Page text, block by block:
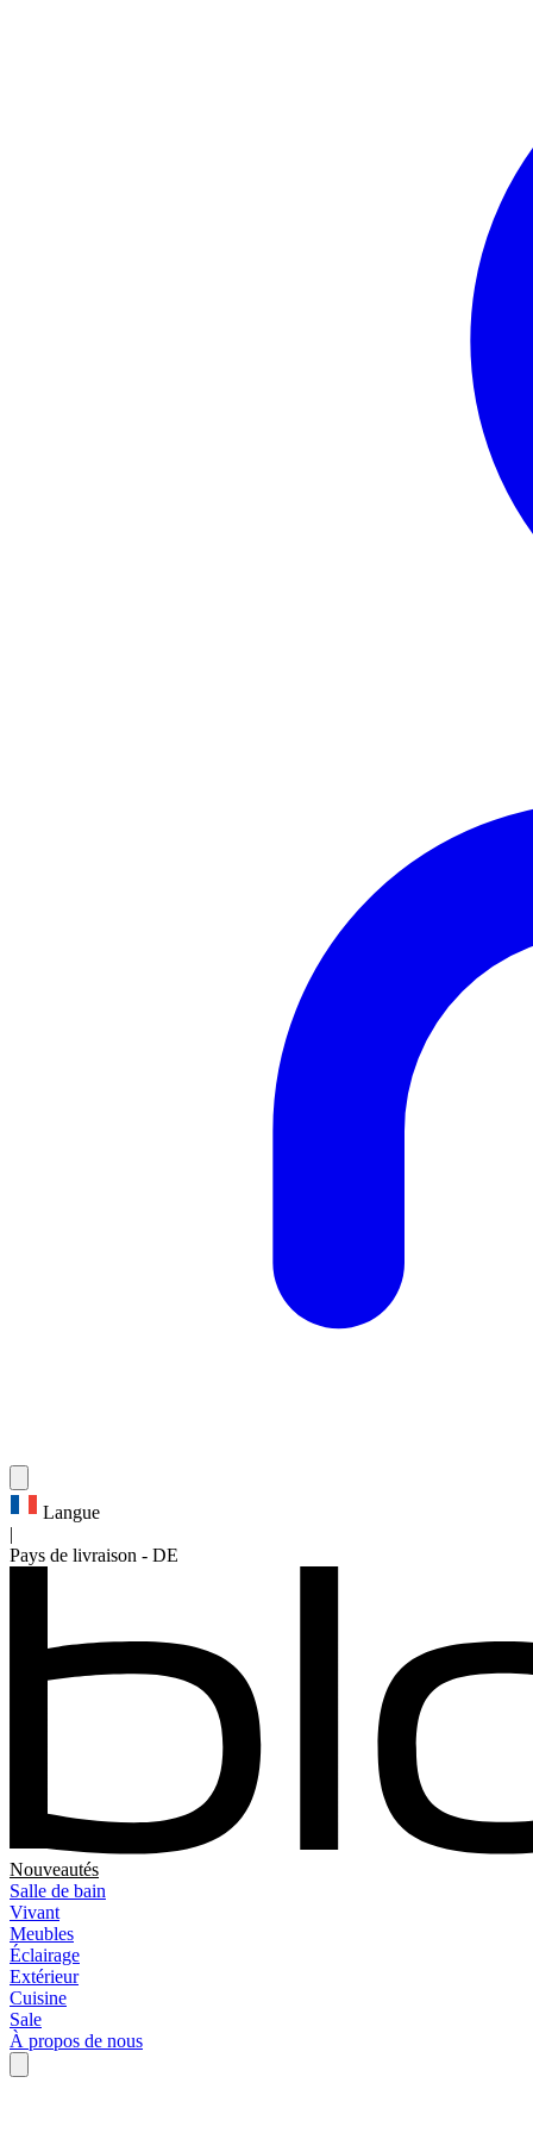
Langue
Pays de livraison - DE
Nouveautés
Salle de bain
Vivant
Meubles
Éclairage
Extérieur
Cuisine
Sale
À propos de nous